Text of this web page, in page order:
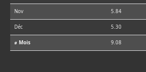
Nov 5.84
Déc 5.30
⌀ Mois 9.08